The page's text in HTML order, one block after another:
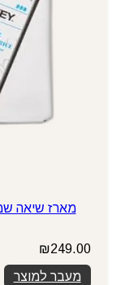
מארז שיאה
₪249.00
מעבר למוצר